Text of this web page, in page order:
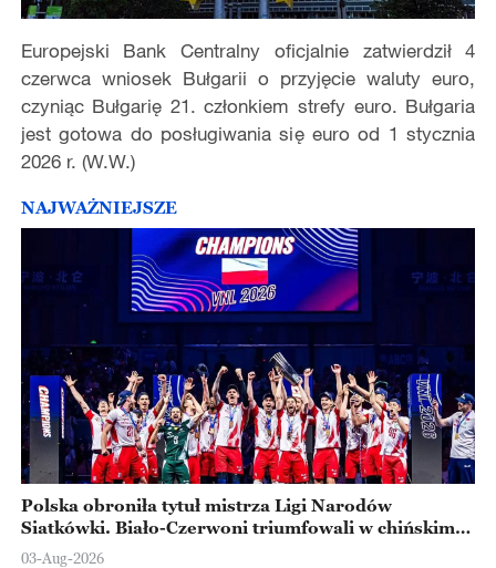
Europejski Bank Centralny oficjalnie zatwierdził4
czerwca wniosek Bułgarii o przyjęcie waluty euro,
czyniąc Bułgarię 21. członkiem strefy euro. Bułgaria
jest gotowa do posługiwania się euro od 1 stycznia
2026 r. (W.W.)
NAJWAŻNIEJSZE
Polska obroniła tytuł mistrza Ligi Narodów
Siatkówki. Biało-Czerwoni triumfowali w chińskim
Ningbo
03-Aug-2026